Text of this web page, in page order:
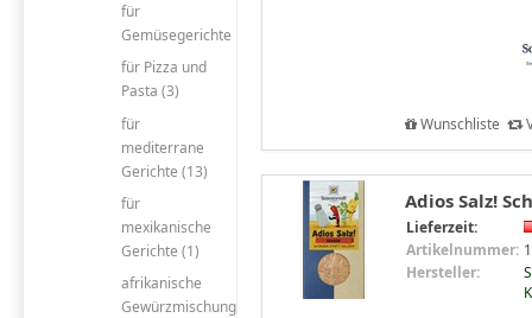
für
Gemüsegerichte
für Pizza und
Pasta (3)
für
mediterrane
Gerichte (13)
für
mexikanische
Gerichte (1)
afrikanische
Gewürzmischung
Wunschliste
Adios Salz!
Lieferzeit:
Artikelnummer:
Hersteller: